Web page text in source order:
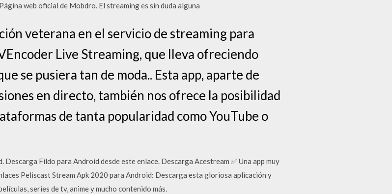
web oficial de Mobdro. El streaming es sin duda alguna
veterana en el servicio de streaming para
Live Streaming, que lleva ofreciendo
se pusiera tan de moda.. Esta app, aparte de
en directo, también nos ofrece la posibilidad
de tanta popularidad como YouTube o
Fildo para Android desde este enlace. Descarga Acestream ✅ Una app muy
Peliscast Stream Apk 2020 para Android: Descarga esta gloriosa aplicación y
series de tv, anime y mucho contenido más.